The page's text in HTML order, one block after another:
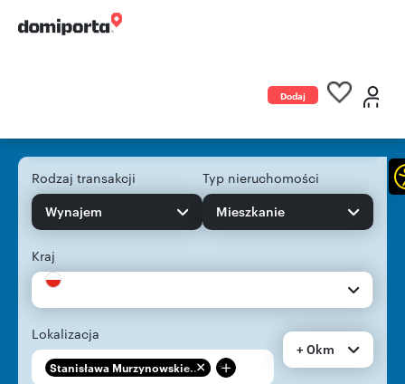
Dodaj
Rodzaj transakcji
Wynajem
Typ nieruchomości
Mieszkanie
Kraj
Lokalizacja
Stanisława Murzynowskie... +
+ 0km